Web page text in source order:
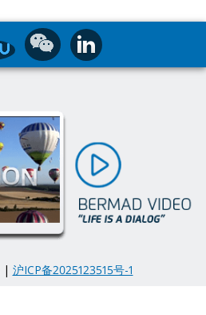
| 沪ICP备2025123515号-1